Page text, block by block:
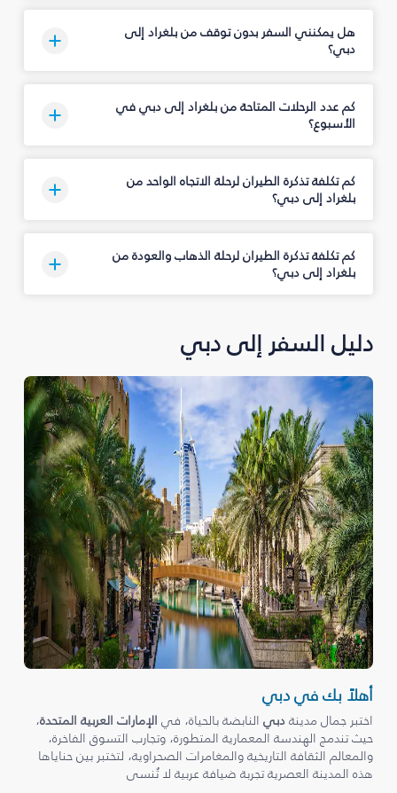
هل يمكنني السفر بدون توقف من بلغراد إلى
دبي؟
كم عدد الرحلات المتاحة من بلغراد إلى دبي في
الأسبوع؟
كم تكلفة تذكرة الطيران لرحلة الاتجاه الواحد من
بلغراد إلى دبي؟
كم تكلفة تذكرة الطيران لرحلة الذهاب والعودة من
بلغراد إلى دبي؟
دليل السفر إلى دبي
أهلاً بك في دبي
اختبر جمال مدينةدبيالنابضة بالحياة، في الإمارات العربية المتحدة،
حيث تندمج الهندسة المعمارية المتطورة، وتجارب التسوق الفاخرة،
والمعالم الثقافة التاريخية والمغامرات الصحراوية، لتختبر بين حناياها
هذه المدينة العصرية تجربة ضيافة عربية لا تُنسى